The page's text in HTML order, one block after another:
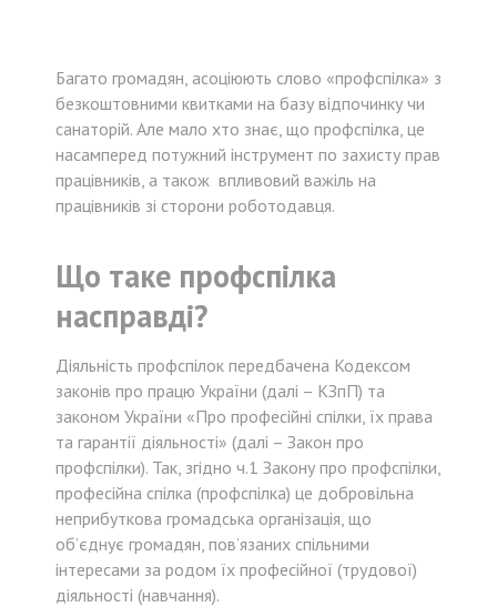
Багато громадян, асоціюють слово «профспілка» з
безкоштовними квитками на базу відпочинку чи
санаторій. Але мало хто знає, що профспілка, це
насамперед потужний інструмент по захисту прав
працівників, а також впливовий важіль на
працівників зі сторони роботодавця.
Що таке профспілка
насправді?
Діяльність профспілок передбачена Кодексом
законів про працю України (далі – КЗпП) та
законом України «Про професійні спілки, їх права
та гарантії діяльності» (далі – Закон про
профспілки). Так, згідно ч.1 Закону про профспілки,
професійна спілка (профспілка) це добровільна
неприбуткова громадська організація, що
об’єднує громадян, пов’язаних спільними
інтересами за родом їх професійної (трудової)
діяльності (навчання).